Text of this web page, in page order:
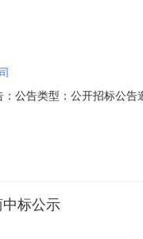
公告类型：公开招标公
2020-06-05机构项目编
标公示